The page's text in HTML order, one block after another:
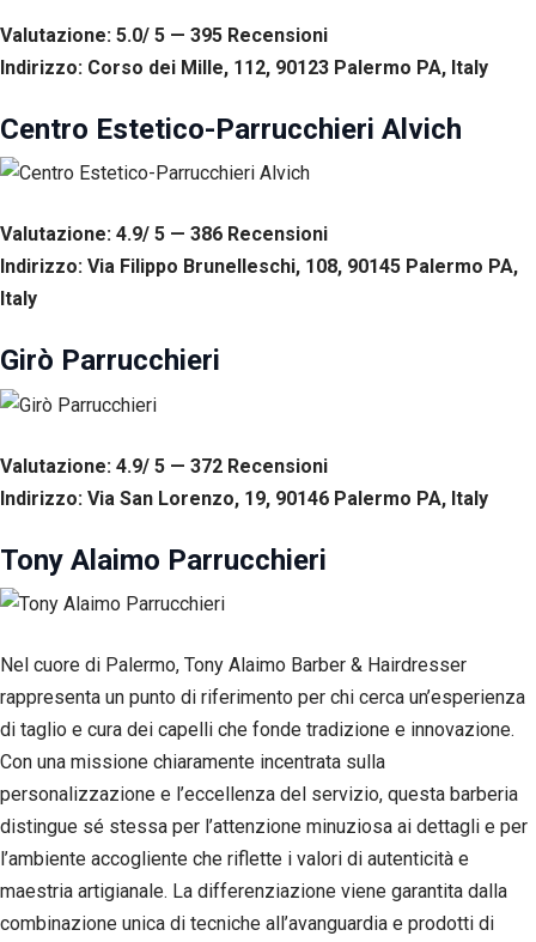
Valutazione: 5.0/ 5 — 395 Recensioni
Indirizzo: Corso dei Mille, 112, 90123 Palermo PA, Italy
Centro Estetico-Parrucchieri Alvich
Valutazione: 4.9/ 5 — 386 Recensioni
Indirizzo: Via Filippo Brunelleschi, 108, 90145 Palermo PA,
Italy
Girò Parrucchieri
Valutazione: 4.9/ 5 — 372 Recensioni
Indirizzo: Via San Lorenzo, 19, 90146 Palermo PA, Italy
Tony Alaimo Parrucchieri
Nel cuore di Palermo, Tony Alaimo Barber & Hairdresser
rappresenta un punto di riferimento per chi cerca un’esperienza
di taglio e cura dei capelli che fonde tradizione e innovazione.
Con una missione chiaramente incentrata sulla
personalizzazione e l’eccellenza del servizio, questa barberia
distingue sé stessa per l’attenzione minuziosa ai dettagli e per
l’ambiente accogliente che riflette i valori di autenticità e
maestria artigianale. La differenziazione viene garantita dalla
combinazione unica di tecniche all’avanguardia e prodotti di